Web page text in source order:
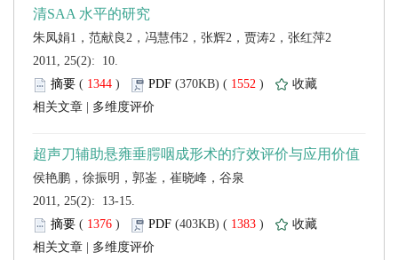
朱凤娟1，范献良2，冯慧伟2，张辉2，贾涛2，张红萍2
2011, 25(2): 10.
(
) 1552 )
2011, 25(2): 13-15.
(
) 1383 )